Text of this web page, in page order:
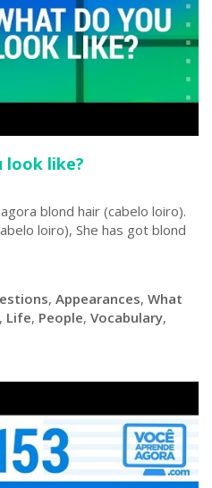
look like?
blond hair (cabelo loiro).
loiro), She has got blond
, Appearances, What
, Life, People, Vocabulary,